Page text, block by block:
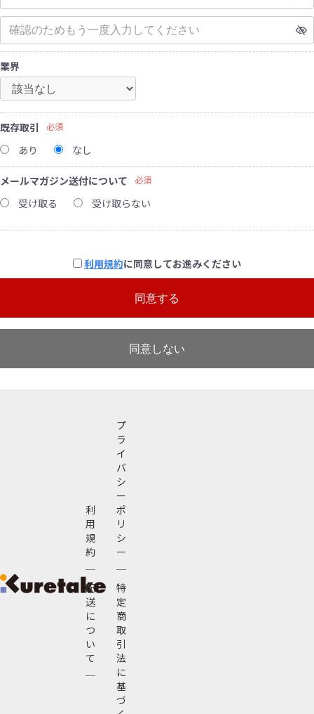
業界
既存取引 必須
あり なし
メールマガジン送付について 必須
受け取る 受け取らない
利用規約に同意してお進みください
同意する
同意しない
利
用
規
約
配
送
に
つ
い
て
プ
ラ
イ
バ
シ
ー
ポ
リ
シ
ー
特
定
商
取
引
法
に
基
づ